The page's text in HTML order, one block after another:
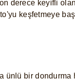
derece keyifli
keşfetmeye
ünlü bir